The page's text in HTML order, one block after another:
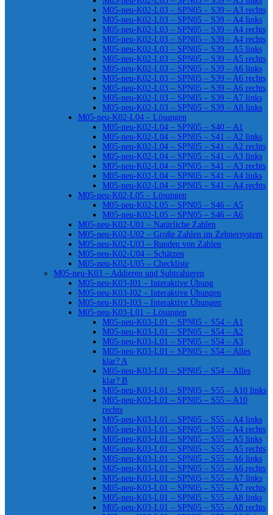
M05-neu-K02-L03 – SPN05 – S39 – A3 rechts
M05-neu-K02-L03 – SPN05 – S39 – A4 links
M05-neu-K02-L03 – SPN05 – S39 – A4 rechts
M05-neu-K02-L03 – SPN05 – S39 – A4 rechts
M05-neu-K02-L03 – SPN05 – S39 – A5 links
M05-neu-K02-L03 – SPN05 – S39 – A5 rechts
M05-neu-K02-L03 – SPN05 – S39 – A6 links
M05-neu-K02-L03 – SPN05 – S39 – A6 rechts
M05-neu-K02-L03 – SPN05 – S39 – A6 rechts
M05-neu-K02-L03 – SPN05 – S39 – A7 links
M05-neu-K02-L03 – SPN05 – S39 – A8 links
M05-neu-K02-L04 – Lösungen
M05-neu-K02-L04 – SPN05 – S40 – A1
M05-neu-K02-L04 – SPN05 – S41 – A2 links
M05-neu-K02-L04 – SPN05 – S41 – A2 rechts
M05-neu-K02-L04 – SPN05 – S41 – A3 links
M05-neu-K02-L04 – SPN05 – S41 – A3 rechts
M05-neu-K02-L04 – SPN05 – S41 – A4 links
M05-neu-K02-L04 – SPN05 – S41 – A4 rechts
M05-neu-K02-L05 – Lösungen
M05-neu-K02-L05 – SPN05 – S46 – A5
M05-neu-K02-L05 – SPN05 – S46 – A6
M05-neu-K02-U01 – Natürliche Zahlen
M05-neu-K02-U02 – Große Zahlen im Zehnersystem
M05-neu-K02-U03 – Runden von Zahlen
M05-neu-K02-U04 – Schätzen
M05-neu-K02-U05 – Checkliste
M05-neu-K03 – Addieren und Subtrahieren
M05-neu-K03-I01 – Interaktive Übung
M05-neu-K03-I02 – Interaktive Übungen
M05-neu-K03-I03 – Interaktive Übungen
M05-neu-K03-L01 – Lösungen
M05-neu-K03-L01 – SPN05 – S54 – A1
M05-neu-K03-L01 – SPN05 – S54 – A2
M05-neu-K03-L01 – SPN05 – S54 – A3
M05-neu-K03-L01 – SPN05 – S54 – Alles
klar? A
M05-neu-K03-L01 – SPN05 – S54 – Alles
klar? B
M05-neu-K03-L01 – SPN05 – S55 – A10 links
M05-neu-K03-L01 – SPN05 – S55 – A10
rechts
M05-neu-K03-L01 – SPN05 – S55 – A4 links
M05-neu-K03-L01 – SPN05 – S55 – A4 rechts
M05-neu-K03-L01 – SPN05 – S55 – A5 links
M05-neu-K03-L01 – SPN05 – S55 – A5 rechts
M05-neu-K03-L01 – SPN05 – S55 – A6 links
M05-neu-K03-L01 – SPN05 – S55 – A6 rechts
M05-neu-K03-L01 – SPN05 – S55 – A7 links
M05-neu-K03-L01 – SPN05 – S55 – A7 rechts
M05-neu-K03-L01 – SPN05 – S55 – A8 links
M05-neu-K03-L01 – SPN05 – S55 – A8 rechts